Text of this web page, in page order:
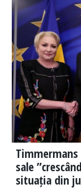
sale
situația din